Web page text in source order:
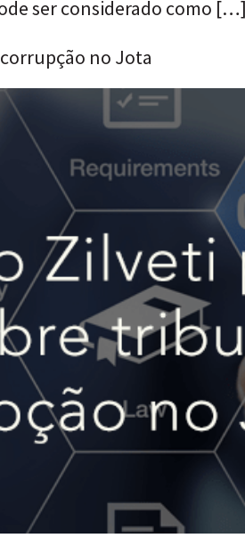
ser considerado como […]
no Jota